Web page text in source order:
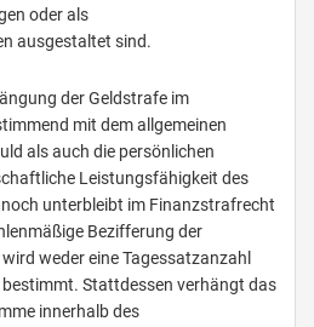
oder als
ausgestaltet sind.
der Geldstrafe im
mit dem allgemeinen
als auch die persönlichen
Leistungsfähigkeit des
unterbleibt im Finanzstrafrecht
Bezifferung der
weder eine Tagessatzanzahl
Stattdessen verhängt das
innerhalb des